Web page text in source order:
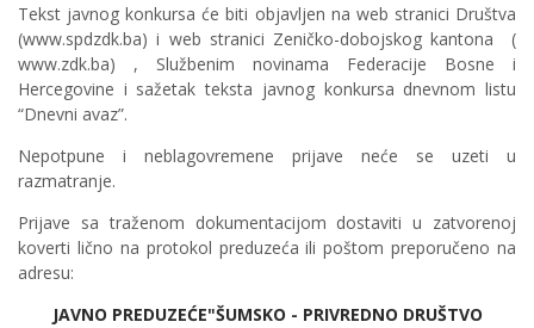
Tekst javnog konkursa će biti objavljen na web stranici Društva
(www.spdzdk.ba) i web stranici Zeničko-dobojskog kantona (
www.zdk.ba) , Službenim novinama Federacije Bosne i
Hercegovine i sažetak teksta javnog konkursa dnevnom listu
“Dnevni avaz”.
Nepotpune i neblagovremene prijave neće se uzeti u
razmatranje.
Prijave sa traženom dokumentacijom dostaviti u zatvorenoj
koverti lično na protokol preduzeća ili poštom preporučeno na
adresu:
JAVNO PREDUZEĆE"ŠUMSKO - PRIVREDNO DRUŠTVO